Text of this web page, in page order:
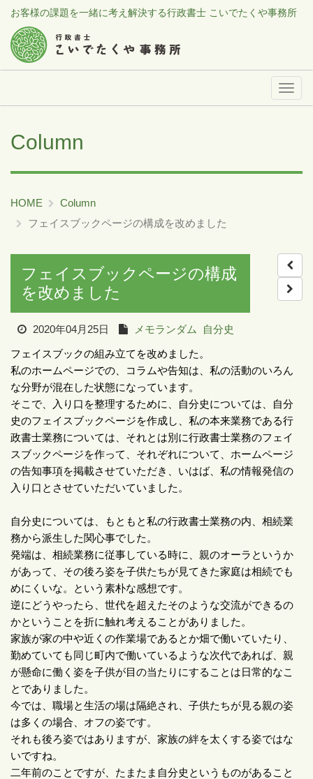
お客様の課題を一緒に考え解決する行政書士 こいでたくや事務所
メ
Column
HOME
Column
フェイスブックページの構成を改めました
フェイスブックページの構成
を改めました
2020年04月25日 メモランダム 自分史
フェイスブックの組み立てを改めました。
私のホームページでの、コラムや告知は、私の活動のいろん
な分野が混在した状態になっています。
そこで、入り口を整理するために、自分史については、自分
史のフェイスブックページを作成し、私の本来業務である行
政書士業務については、それとは別に行政書士業務のフェイ
スブックページを作って、それぞれについて、ホームページ
の告知事項を掲載させていただき、いはば、私の情報発信の
入り口とさせていただいていました。
自分史については、もともと私の行政書士業務の内、相続業
務から派生した関心事でした。
発端は、相続業務に従事している時に、親のオーラというか
があって、その後ろ姿を子供たちが見てきた家庭は相続でも
めにくいな。という素朴な感想です。
逆にどうやったら、世代を超えたそのような交流ができるの
かということを折に触れ考えることがありました。
家族が家の中や近くの作業場であるとか畑で働いていたり、
勤めていても同じ町内で働いているような次代であれば、親
が懸命に働く姿を子供が目の当たりにすることは日常的なこ
とでありました。
今では、職場と生活の場は隔絶され、子供たちが見る親の姿
は多くの場合、オフの姿です。
それも後ろ姿ではありますが、家族の絆を太くする姿ではな
いですね。
二年前のことですが、たまたま自分史というものがあること